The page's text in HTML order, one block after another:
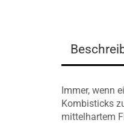
Immer, wenn
Kombisticks
mittelhartem